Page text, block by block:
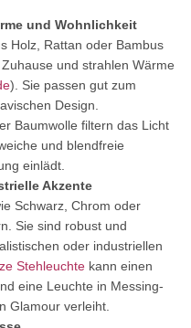
und Wohnlichkeit
Holz, Rattan oder Bambus
und strahlen Wärme
). Sie passen gut zum
Design.
Baumwolle filtern das Licht
und blendfreie
einlädt.
Akzente
Schwarz, Chrom oder
Sie sind robust und
oder industriellen
Stehleuchte kann einen
eine Leuchte in Messing-
Glamour verleiht.